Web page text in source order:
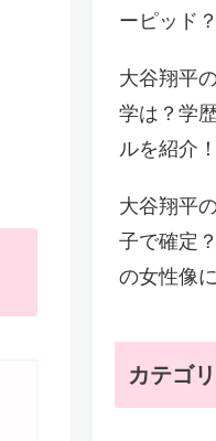
ーピッド？
大谷翔平
学は？学
ルを紹介！
大谷翔平
子で確定
の女性像
カテゴ